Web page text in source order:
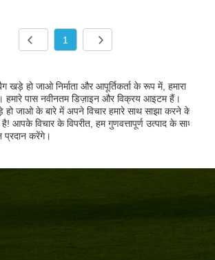
1
खड़े हो जाओ निर्माता और आपूर्तिकर्ता के रूप में, हमारा
हमारे पास नवीनतम डिज़ाइन और विक्रय आइटम हैं।
जाओ के बारे में अपने विचार हमारे साथ साझा करने के
आपके विचार के विपरीत, हम गुणवत्तापूर्ण उत्पाद के साथ
प्रदान करेंगे।